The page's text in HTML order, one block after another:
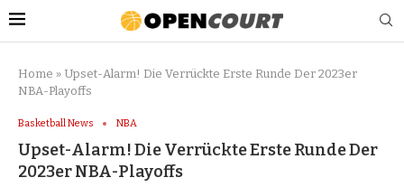
Home » Upset-Alarm! Die Verrückte Erste Runde Der 2023er
NBA-Playoffs
Basketball News NBA
Upset-Alarm! Die Verrückte Erste Runde Der
2023er NBA-Playoffs